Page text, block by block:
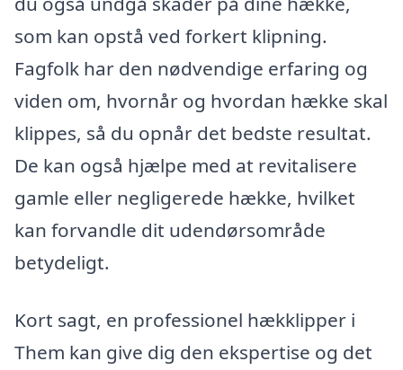
som kan opstå ved forkert klipning.
Fagfolk har den nødvendige erfaring og
viden om, hvornår og hvordan hække skal
klippes, så du opnår det bedste resultat.
De kan også hjælpe med at revitalisere
gamle eller negligerede hække, hvilket
kan forvandle dit udendørsområde
betydeligt.
Kort sagt, en professionel hækklipper i
Them kan give dig den ekspertise og det